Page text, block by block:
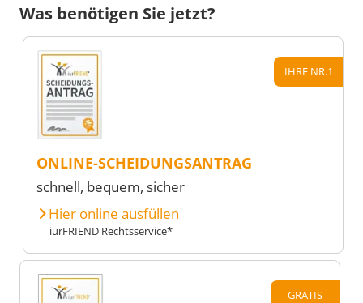
Was benötigen Sie jetzt?
IHRE NR.1
ONLINE-SCHEIDUNGSANTRAG
schnell, bequem, sicher
Hier online ausfüllen
iurFRIEND Rechtsservice*
GRATIS